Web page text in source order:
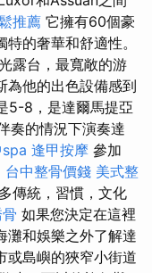
推薦 它擁有60個豪
的奢華和舒適性。
露台，最寬敞的游
為他的出色設備感到
5-8，是達爾馬提亞
奏的情況下演奏達
逢甲按摩 參加
台中整骨價錢 美式整
傳統，習慣，文化
如果您決定在這裡
灘和娛樂之外了解達
或島嶼的狹窄小街道